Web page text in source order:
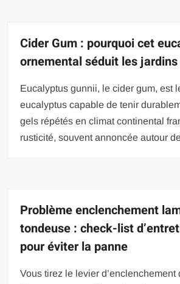
Cider Gum : pourquoi cet
ornemental séduit les
Eucalyptus gunnii, le cider gum, est
eucalyptus capable de tenir
gels répétés en climat continental
rusticité, souvent annoncée autour
Problème enclenchement
tondeuse : check-list
pour éviter la panne
Vous tirez le levier d’enclenchement